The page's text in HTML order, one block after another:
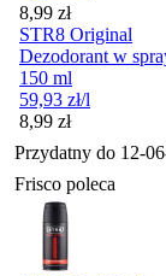
Cena
8,99 zł
STR8 Original
Dezodorant w
150 ml
59,93 zł/l
Cena
8,99 zł
Przydatny do 12-
Frisco poleca